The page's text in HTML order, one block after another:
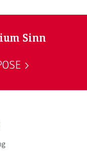
Sinn